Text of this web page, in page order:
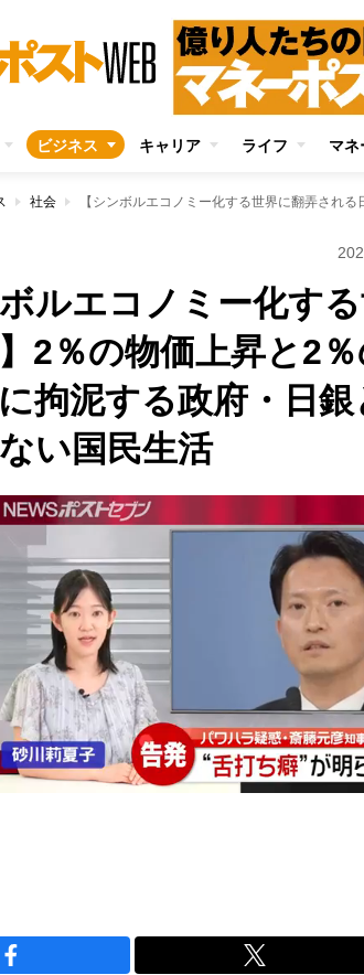
ビジネス キャリア ライフ マネ
社会
ボルエコノミー化す
2％の物価上昇と2
拘泥する政府・日
い国民生活